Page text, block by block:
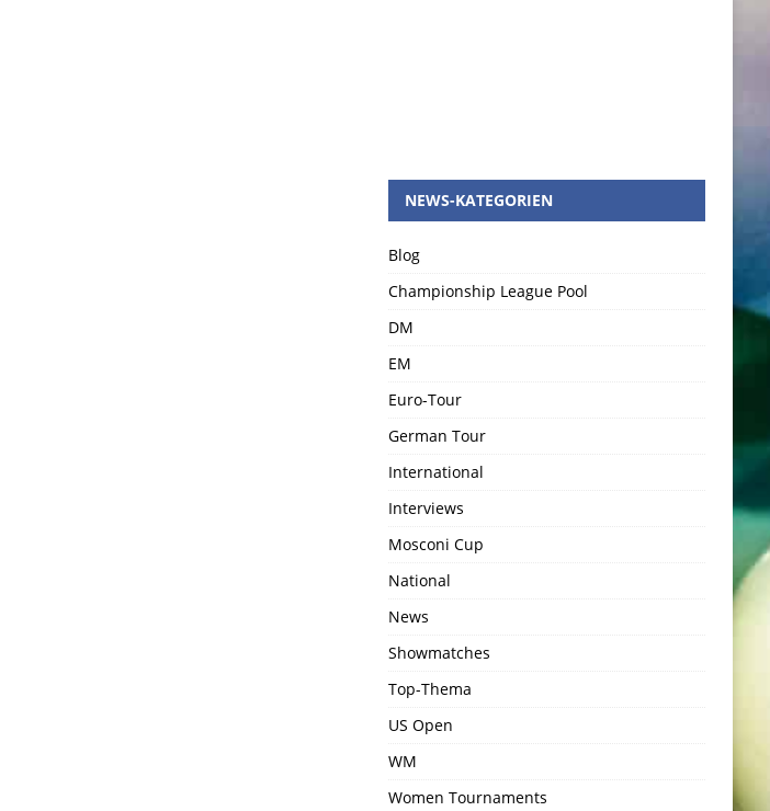
NEWS-KATEGORIEN
Blog
Championship League Pool
DM
EM
Euro-Tour
German Tour
International
Interviews
Mosconi Cup
National
News
Showmatches
Top-Thema
US Open
WM
Women Tournaments